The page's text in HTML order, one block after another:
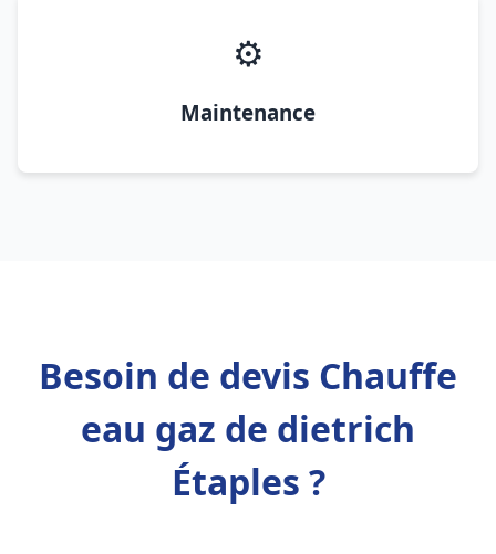
⚙️
Maintenance
Besoin de devis Chauffe
eau gaz de dietrich
Étaples ?